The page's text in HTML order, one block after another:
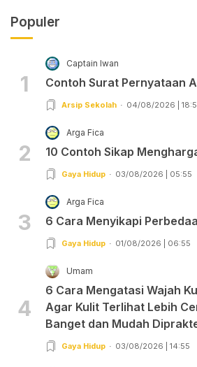
Populer
1
Captain Iwan
Contoh Surat Pernyataan
Arsip Sekolah 04/08/2026 |
2
Arga Fica
10 Contoh Sikap
Gaya Hidup 03/08/2026 | 05:55
3
Arga Fica
6 Cara Menyikapi
Gaya Hidup 01/08/2026 | 06:55
4
Umam
6 Cara Mengatasi Wajah
Agar Kulit Terlihat Lebih
Banget dan Mudah
Gaya Hidup 03/08/2026 | 14:55